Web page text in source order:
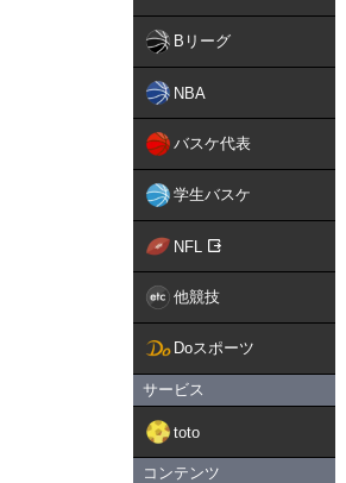
Bリーグ
NBA
バスケ代表
学生バスケ
NFL
他競技
Doスポーツ
サービス
toto
コンテンツ